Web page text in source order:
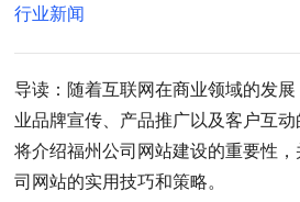
行业新闻
导读：随着互联网在商业领域的发
业品牌宣传、产品推广以及客户互
将介绍福州公司网站建设的重要性
司网站的实用技巧和策略。